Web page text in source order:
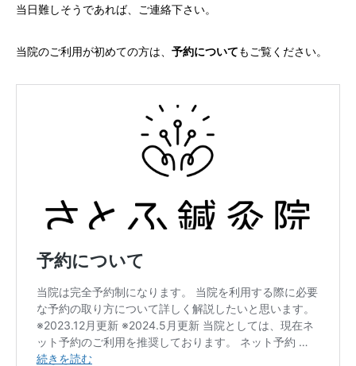
当日難しそうであれば、ご連絡下さい。
当院のご利用が初めての方は、 予約についてもご覧ください。